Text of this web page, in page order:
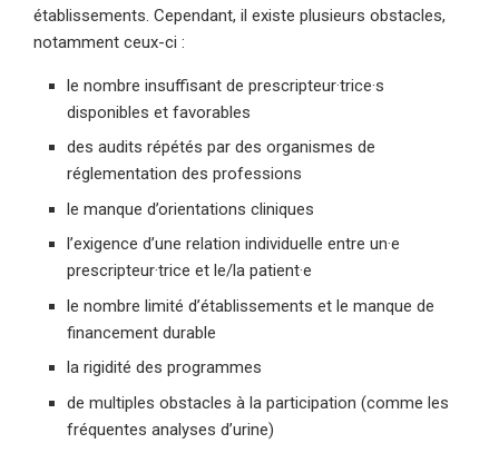
établissements. Cependant, il existe plusieurs obstacles,
notamment ceux-ci :
le nombre insuffisant de prescripteur·trice·s
disponibles et favorables
des audits répétés par des organismes de
réglementation des professions
le manque d’orientations cliniques
l’exigence d’une relation individuelle entre un·e
prescripteur·trice et le/la patient·e
le nombre limité d’établissements et le manque de
financement durable
la rigidité des programmes
de multiples obstacles à la participation (comme les
fréquentes analyses d’urine)